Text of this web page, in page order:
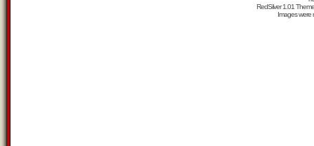
RedSilver 1.01
Images were